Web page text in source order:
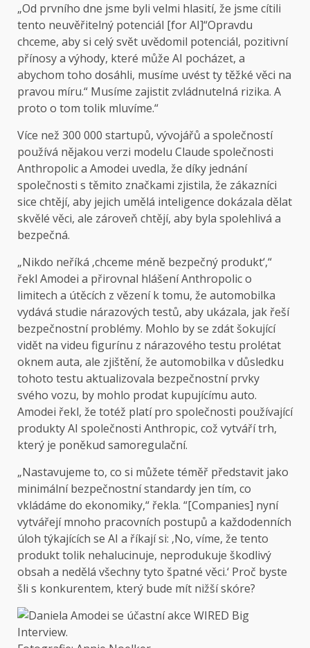
„Od prvního dne jsme byli velmi hlasití, že jsme cítili
tento neuvěřitelný potenciál [for AI]“Opravdu
chceme, aby si celý svět uvědomil potenciál, pozitivní
přínosy a výhody, které může AI pocházet, a
abychom toho dosáhli, musíme uvést ty těžké věci na
pravou míru.“ Musíme zajistit zvládnutelná rizika. A
proto o tom tolik mluvíme.“
Více než 300 000 startupů, vývojářů a společností
používá nějakou verzi modelu Claude společnosti
Anthropolic a Amodei uvedla, že díky jednání
společnosti s těmito značkami zjistila, že zákazníci
sice chtějí, aby jejich umělá inteligence dokázala dělat
skvělé věci, ale zároveň chtějí, aby byla spolehlivá a
bezpečná.
„Nikdo neříká ‚chceme méně bezpečný produkt‘,“
řekl Amodei a přirovnal hlášení Anthropolic o
limitech a útěcích z vězení k tomu, že automobilka
vydává studie nárazových testů, aby ukázala, jak řeší
bezpečnostní problémy. Mohlo by se zdát šokující
vidět na videu figurínu z nárazového testu prolétat
oknem auta, ale zjištění, že automobilka v důsledku
tohoto testu aktualizovala bezpečnostní prvky
svého vozu, by mohlo prodat kupujícímu auto.
Amodei řekl, že totéž platí pro společnosti používající
produkty AI společnosti Anthropic, což vytváří trh,
který je poněkud samoregulační.
„Nastavujeme to, co si můžete téměř představit jako
minimální bezpečnostní standardy jen tím, co
vkládáme do ekonomiky,“ řekla. “[Companies] nyní
vytvářejí mnoho pracovních postupů a každodenních
úloh týkajících se AI a říkají si: ‚No, víme, že tento
produkt tolik nehalucinuje, neprodukuje škodlivý
obsah a nedělá všechny tyto špatné věci.‘ Proč byste
šli s konkurentem, který bude mít nižší skóre?